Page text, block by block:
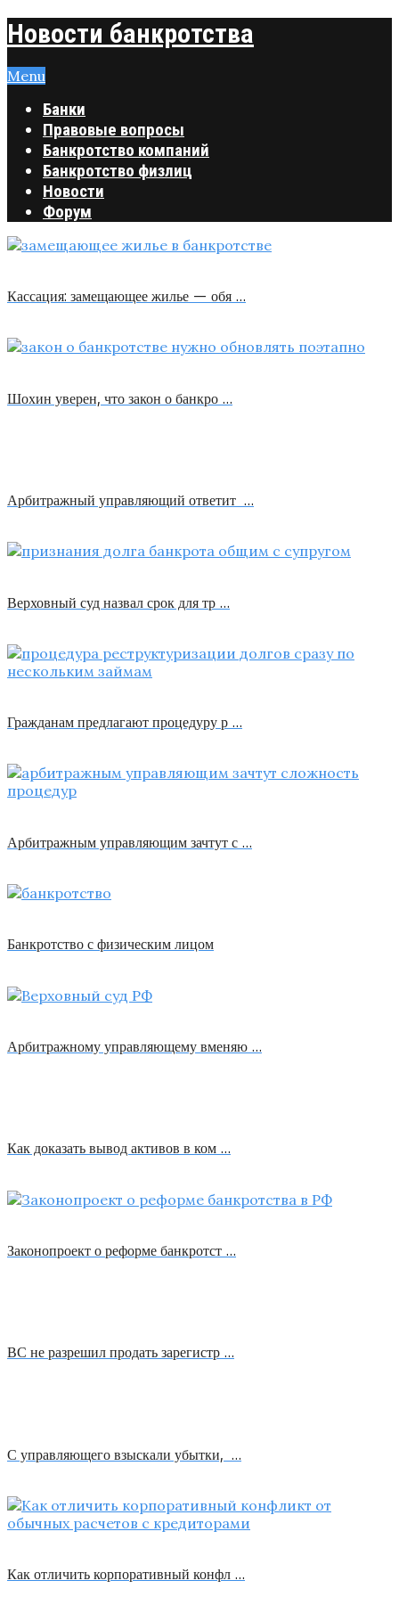
Новости банкротства
Menu
Банки
Правовые вопросы
Банкротство компаний
Банкротство физлиц
Новости
Форум
Кассация: замещающее жилье — обя …
Шохин уверен, что закон о банкро …
Арбитражный управляющий ответит …
Верховный суд назвал срок для тр …
Гражданам предлагают процедуру р …
Арбитражным управляющим зачтут с …
Банкротство с физическим лицом
Арбитражному управляющему вменяю …
Как доказать вывод активов в ком …
Законопроект о реформе банкротст …
ВС не разрешил продать зарегистр …
С управляющего взыскали убытки, …
Как отличить корпоративный конфл …